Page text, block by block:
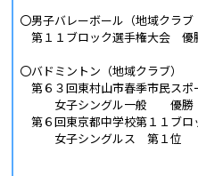
〇男子バレーボール（地域クラブ
第１１ブロック選手権大会
〇バドミントン（地域クラブ）
第６３回東村山市春季市民スポ
女子シングル一般 優
第６回東京都中学校第１１ブロ
女子シングルス 第１位